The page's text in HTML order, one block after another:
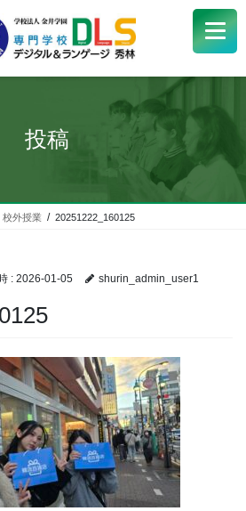
学校紹介+
受験生
生サポート
問い合わせ
資料請求
キャンパス
投稿
校外授業 20251222_160125
: 2026-01-05 shurin_admin_user1